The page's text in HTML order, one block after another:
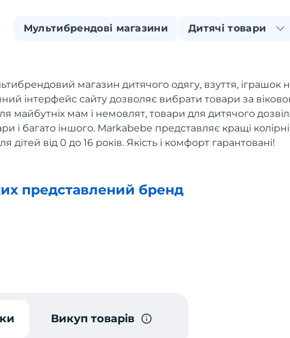
Мультибрендові магазини Дитячі товари
магазин дитячого одягу, взуття, іграшок
інтерфейс сайту дозволяє вибрати товари за
майбутніх мам і немовлят, товари для дитячого
і багато іншого. Markabebe представляє кращі
дітей від 0 до 16 років. Якість і комфорт гарантовані!
представлений бренд
Викуп товарів